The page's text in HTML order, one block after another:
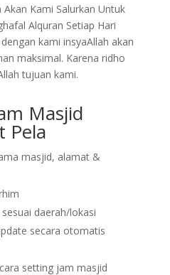
Kami Salurkan Untuk
Alquran Setiap Hari
kami insyaAllah akan
maksimal. Karena ridho
tujuan kami.
Masjid
Pela
masjid, alamat &
daerah/lokasi
secara otomatis
setting jam masjid